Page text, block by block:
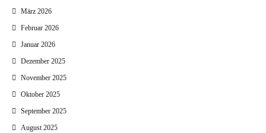
März 2026
Februar 2026
Januar 2026
Dezember 2025
November 2025
Oktober 2025
September 2025
August 2025